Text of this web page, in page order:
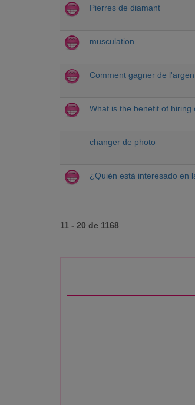
Pierres de diamant
musculation
Comment gagner de
What is the benefit of
changer de photo
¿Quién está interesado en
11 - 20 de 1168